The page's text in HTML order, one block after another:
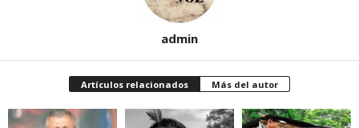
admin
Artículos relacionados Más del autor